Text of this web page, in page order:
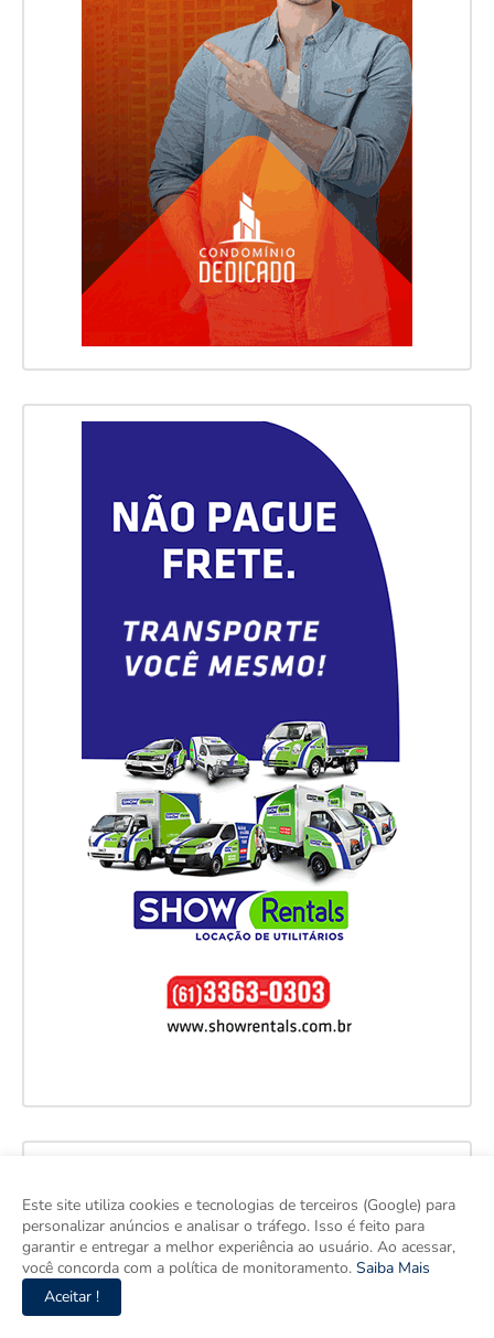
Este site utiliza cookies e tecnologias de terceiros (Google) para
personalizar anúncios e analisar o tráfego. Isso é feito para
garantir e entregar a melhor experiência ao usuário. Ao acessar,
você concorda com a política de monitoramento. Saiba Mais
Aceitar !